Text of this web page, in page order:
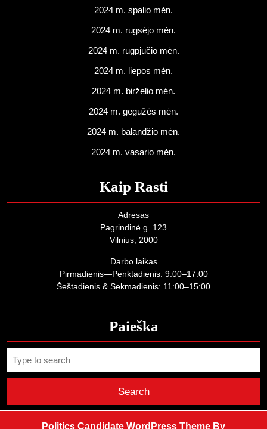
2024 m. spalio mėn.
2024 m. rugsėjo mėn.
2024 m. rugpjūčio mėn.
2024 m. liepos mėn.
2024 m. birželio mėn.
2024 m. gegužės mėn.
2024 m. balandžio mėn.
2024 m. vasario mėn.
Kaip Rasti
Adresas
Pagrindinė g. 123
Vilnius, 2000
Darbo laikas
Pirmadienis—Penktadienis: 9:00–17:00
Šeštadienis & Sekmadienis: 11:00–15:00
Paieška
for:
Politics Candidate WordPress Theme By